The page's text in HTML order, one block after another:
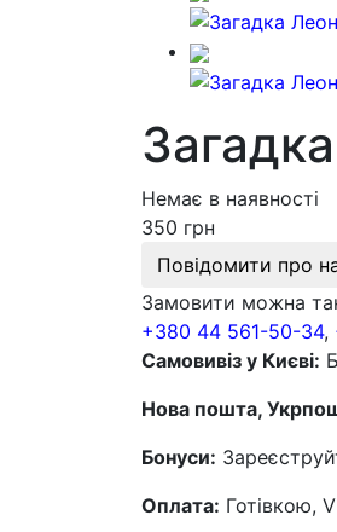
Немає в наявності
350 грн
Повідомити про
Замовити можна
+380 44 561-50-34,
Самовивіз у Києві:
Нова пошта,
Бонуси:
Оплата: Готівкою,